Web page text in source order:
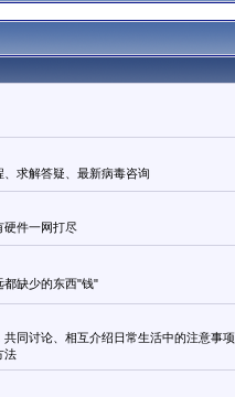
求解答疑、最新病毒咨询
硬件一网打尽
都缺少的东西"钱"
同讨论、相互介绍日常生活中的注意事
法